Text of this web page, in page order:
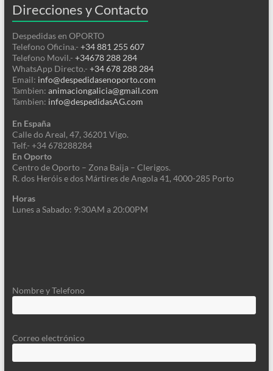
Direcciones y Contacto
Despedidas en OPORTO
Telefono Oficina.- +34 881 255 607
Telefono Movil.- +34678 288 284
WhatsApp Directo.- +34 678 288 284
Email: info@despedidasenoporto.com
Tambien: animaciongalicia@gmail.com
Tambien: info@despedidasAG.com
En España
Calledo Areal, 47, 36201 Vigo.
Telf.- +34 678288284
En Oporto
Centro de Oporto – Zona Baija – Clerigos.
R. dos Heróis e dos Mártires de Angola 41, 4000-285 Porto
Horas
Lunes a Sabado: 9:30AM a 20:00PM
Nombre y Telefono
Correo electrónico